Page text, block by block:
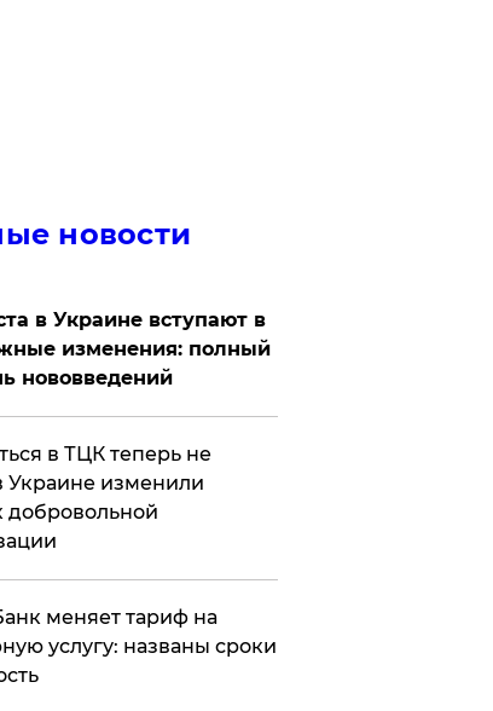
новости
в Украине вступают в
изменения: полный
нововведений
в ТЦК теперь не
Украине изменили
добровольной
меняет тариф на
услугу: названы сроки